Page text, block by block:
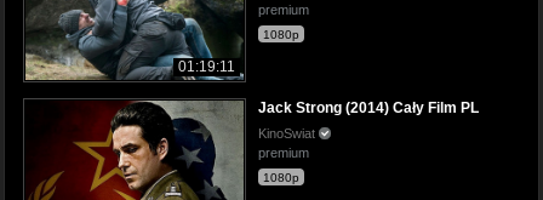
01:19:11
premium
1080p
Jack Strong (2014) Cały Film PL
KinoSwiat
premium
1080p